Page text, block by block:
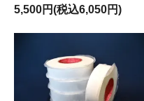
5,500円(税込6,050円)